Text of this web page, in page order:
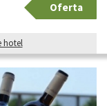
Oferta
hotel